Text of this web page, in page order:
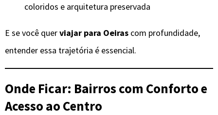
coloridos e arquitetura preservada
E se você querviajar para Oeiras com profundidade,
entender essa trajetória é essencial.
Onde Ficar: Bairros com Conforto e
Acesso ao Centro